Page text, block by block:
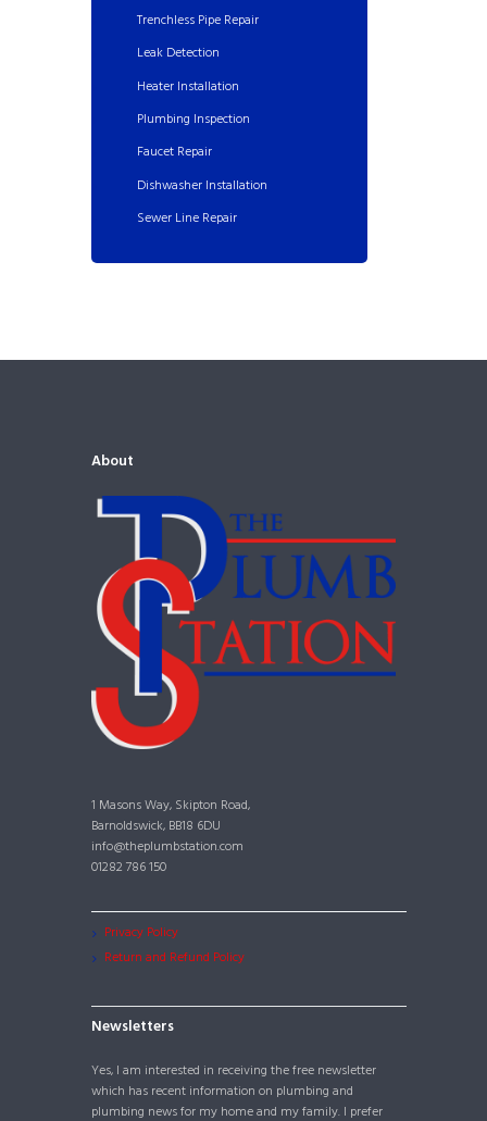
Trenchless Pipe Repair
Leak Detection
Heater Installation
Plumbing Inspection
Faucet Repair
Dishwasher Installation
Sewer Line Repair
About
1 Masons Way, Skipton Road,
Barnoldswick, BB18 6DU
info@theplumbstation.com
01282 786 150
Privacy Policy
Return and Refund Policy
Newsletters
Yes, I am interested in receiving the free newsletter
which has recent information on plumbing and
plumbing news for my home and my family. I prefer